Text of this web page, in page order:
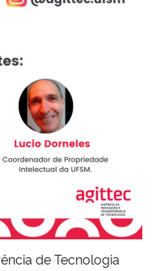
Humanos
de Tecnologia